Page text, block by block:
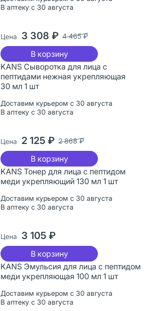
В аптеку с 30 августа
Цена 3 308 ₽ 4 465 ₽
В корзину
KANS Сыворотка для лица с
пептидами нежная укрепляющая
30 мл 1 шт
Доставим курьером с 30 августа
В аптеку с 30 августа
Цена 2 125 ₽ 2 868 ₽
В корзину
KANS Тонер для лица с пептидом
меди укрепляющий 130 мл 1 шт
Доставим курьером с 30 августа
В аптеку с 30 августа
Цена 3 105 ₽
В корзину
KANS Эмульсия для лица с пептидом
меди укрепляющая 100 мл 1 шт
Доставим курьером с 30 августа
В аптеку с 30 августа